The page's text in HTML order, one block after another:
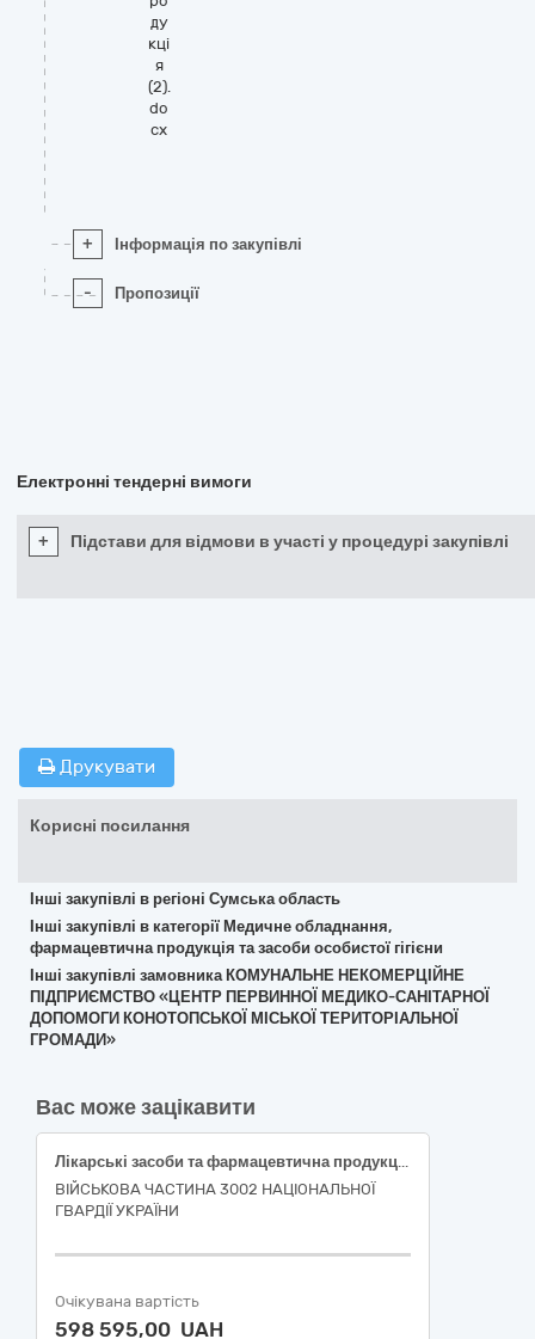
ду
кці
я
(2).
do
cx
+ Інформація по закупівлі
- Пропозиції
Електронні тендерні вимоги
+ Підстави для відмови в участі у процедурі закупівлі
Друкувати
Корисні посилання
Інші закупівлі в регіоні Сумська область
Інші закупівлі в категорії Медичне обладнання,
фармацевтична продукція та засоби особистої гігієни
Інші закупівлі замовника КОМУНАЛЬНЕ НЕКОМЕРЦІЙНЕ
ПІДПРИЄМСТВО «ЦЕНТР ПЕРВИННОЇ МЕДИКО-САНІТАРНОЇ
ДОПОМОГИ КОНОТОПСЬКОЇ МІСЬКОЇ ТЕРИТОРІАЛЬНОЇ
ГРОМАДИ»
Вас може зацікавити
Лікарські засоби та фармацевтична продукція
ВІЙСЬКОВА ЧАСТИНА 3002 НАЦІОНАЛЬНОЇ
ГВАРДІЇ УКРАЇНИ
Очікувана вартість
598 595,00 UAH